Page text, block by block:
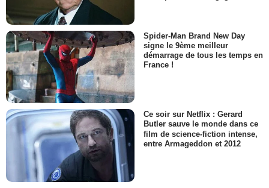
Spider-Man Brand New Day
signe le 9ème meilleur
démarrage de tous les temps en
France !
Ce soir sur Netflix : Gerard
Butler sauve le monde dans ce
film de science-fiction intense,
entre Armageddon et 2012